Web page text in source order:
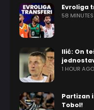
Evroliga
58
Ilić: On
1 HOUR AGO
Partizan
Tobol!